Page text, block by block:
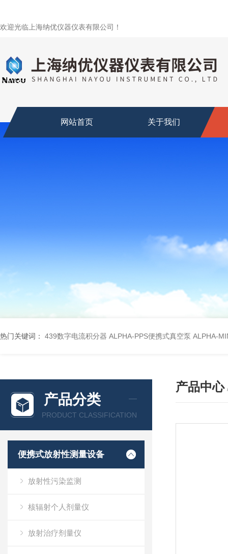
欢迎光临上海纳优仪器仪表有限公司！
网站首页 关于我们
热门关键词： 439数字电流积分器 ALPHA-PPS便携式真空泵 ALPHA-
产品分类
PRODUCT CLASSIFICATION
便携式放射性测量设备
放射性污染监测
核辐射个人剂量仪
放射治疗剂量仪
产品中心